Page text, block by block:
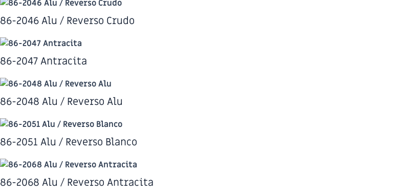
86-2046 Alu / Reverso Crudo
86-2047 Antracita
86-2048 Alu / Reverso Alu
86-2051 Alu / Reverso Blanco
86-2068 Alu / Reverso Antracita